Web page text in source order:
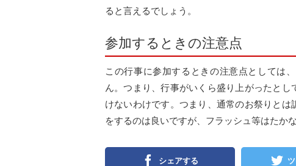
ると言えるでしょう。
参加するときの注意点
この行事に参加するときの注意点としては
ん。つまり、行事がいくら盛り上がったと
けないわけです。つまり、通常のお祭りと
をするのは良いですが、フラッシュ等はたか
シェアする